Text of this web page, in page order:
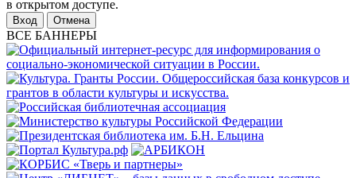
в открытом доступе.
Отмена
ВСЕ БАННЕРЫ